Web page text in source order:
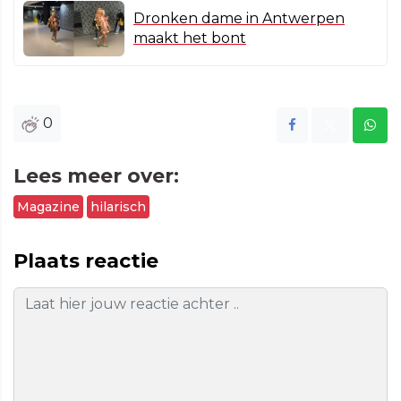
Dronken dame in Antwerpen
maakt het bont
0
Lees meer over:
Magazine hilarisch
Plaats reactie